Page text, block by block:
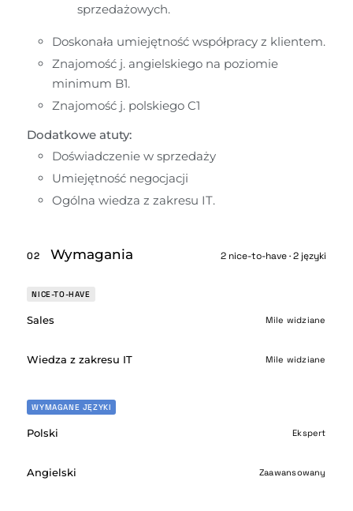
sprzedażowych.
Doskonała umiejętność współpracy z klientem.
Znajomość j. angielskiego na poziomie
minimum B1.
Znajomość j. polskiego C1
Dodatkowe atuty:
Doświadczenie w sprzedaży
Umiejętność negocjacji
Ogólna wiedza z zakresu IT.
02 Wymagania 2 nice-to-have · 2 języki
NICE-TO-HAVE
Sales Mile widziane
Wiedza z zakresu IT Mile widziane
WYMAGANE JĘZYKI
Polski Ekspert
Angielski Zaawansowany